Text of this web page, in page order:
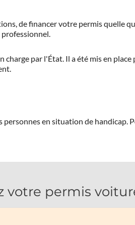
de financer votre permis quelle
par l'État. Il a été mis en
personnes en situation de handicap.
votre permis